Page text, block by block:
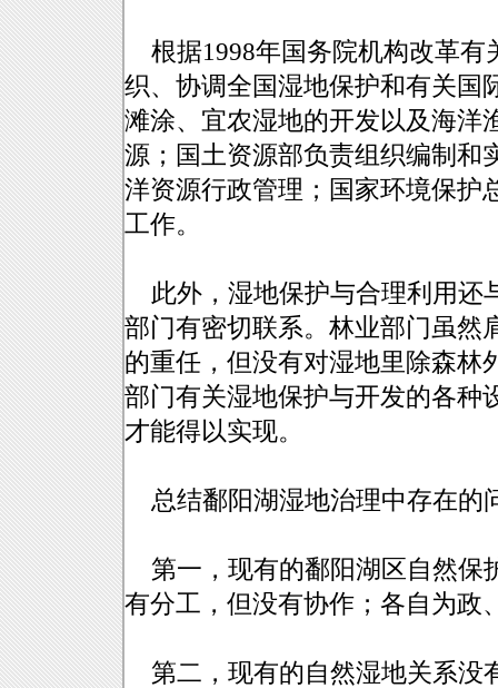
根据1998年国务院机构改革有
织、协调全国湿地保护和有关国
滩涂、宜农湿地的开发以及海洋
源；国土资源部负责组织编制和
洋资源行政管理；国家环境保护
工作。
此外，湿地保护与合理利用还
部门有密切联系。林业部门虽然
的重任，但没有对湿地里除森林
部门有关湿地保护与开发的各种
才能得以实现。
总结鄱阳湖湿地治理中存在的
第一，现有的鄱阳湖区自然保
有分工，但没有协作；各自为政
第二，现有的自然湿地关系没